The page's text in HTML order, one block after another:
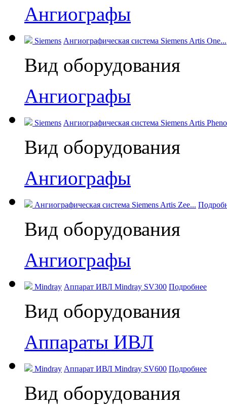
Ангиографы
Siemens Ангиографическая система Siemens Artis One...
Вид оборудования
Ангиографы
Siemens Ангиографическая система Siemens Artis
Вид оборудования
Ангиографы
Ангиографическая система Siemens Artis Zee...
Вид оборудования
Ангиографы
Mindray Аппарат ИВЛ Mindray SV300 Подробнее
Вид оборудования
Аппараты ИВЛ
Mindray Аппарат ИВЛ Mindray SV600 Подробнее
Вид оборудования